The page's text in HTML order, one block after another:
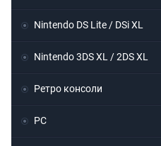
Nintendo DS Lite / DSi XL
Nintendo 3DS XL / 2DS XL
Ретро консоли
PC